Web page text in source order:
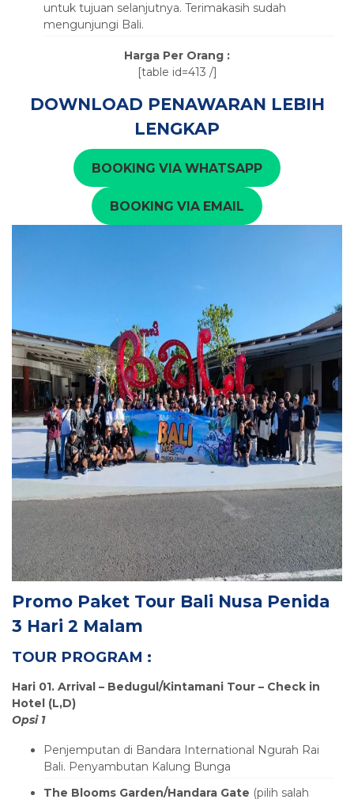
untuk tujuan selanjutnya. Terimakasih sudah
mengunjungi Bali.
Harga Per Orang :
[table id=413 /]
DOWNLOAD PENAWARAN LEBIH
LENGKAP
BOOKING VIA WHATSAPP
BOOKING VIA EMAIL
Promo Paket Tour Bali Nusa Penida
3 Hari 2 Malam
TOUR PROGRAM :
Hari 01. Arrival – Bedugul/Kintamani Tour – Check in
Hotel (L,D)
Opsi 1
Penjemputan di Bandara International Ngurah Rai
Bali. Penyambutan Kalung Bunga
The Blooms Garden/Handara Gate (pilih salah